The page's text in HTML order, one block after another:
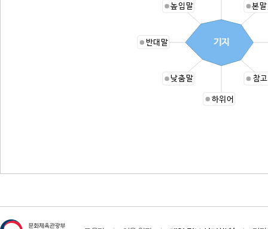
본
참
하위어
낮춤말
반대말
높임말
기지